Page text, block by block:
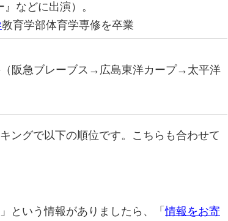
などに出演）。
教育学部体育学専修を卒業
阪急ブレーブス→広島東洋カープ→太平洋
ングで以下の順位です。こちらも合わせて
という情報がありましたら、「情報をお寄